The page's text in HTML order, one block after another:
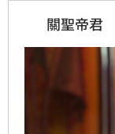
關聖帝君